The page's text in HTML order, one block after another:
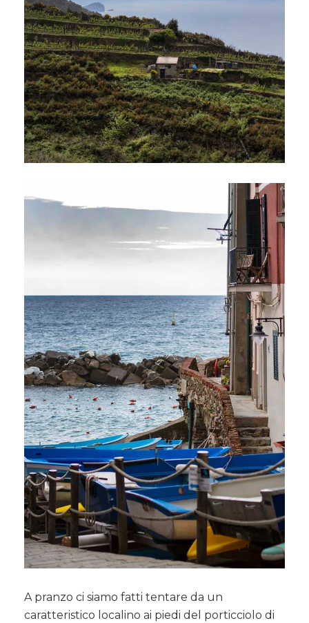
A pranzo ci siamo fatti tentare da un
caratteristico localino ai piedi del porticciolo di